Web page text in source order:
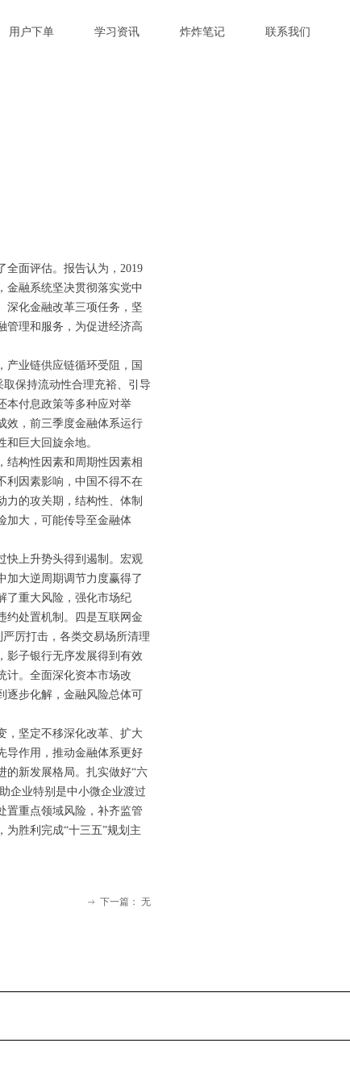
用户下单 学习资讯 炸炸笔记 联系我们
全面评估。报告认为，2019
金融系统坚决贯彻落实党中
深化金融改革三项任务，坚
管理和服务，为促进经济高
产业链供应链循环受阻，国
保持流动性合理充裕、引导
本付息政策等多种应对举
效，前三季度金融体系运行
巨大回旋余地。
结构性因素和周期性因素相
利因素影响，中国不得不在
力的攻关期，结构性、体制
加大，可能传导至金融体
快上升势头得到遏制。宏观
加大逆周期调节力度赢得了
了重大风险，强化市场纪
约处置机制。四是互联网金
厉打击，各类交易场所清理
影子银行无序发展得到有效
计。全面深化资本市场改
逐步化解，金融风险总体可
，坚定不移深化改革、扩大
导作用，推动金融体系更好
的新发展格局。扎实做好“六
企业特别是中小微企业渡过
置重点领域风险，补齐监管
胜利完成“十三五”规划主
ꁹ 下一篇： 无